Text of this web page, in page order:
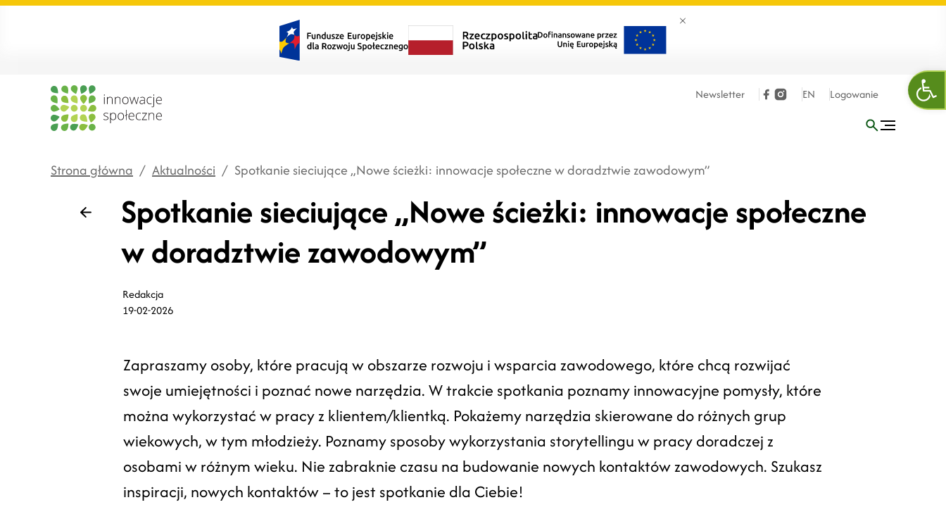
Zamknij banner
Newsletter EN Logowanie
Strona główna / Aktualności / Spotkanie sieciujące „Nowe ścieżki: innowacje społeczne w doradztwie zawodowym”
Wstecz
Spotkanie sieciujące „Nowe ścieżki: innowacje społeczne
w doradztwie zawodowym”
Redakcja
19-02-2026
Zapraszamy osoby, które pracują w obszarze rozwoju i wsparcia zawodowego, które chcą rozwijać
swoje umiejętności i poznać nowe narzędzia. W trakcie spotkania poznamy innowacyjne pomysły, które
można wykorzystać w pracy z klientem/klientką. Pokażemy narzędzia skierowane do różnych grup
wiekowych, w tym młodzieży. Poznamy sposoby wykorzystania storytellingu w pracy doradczej z
osobami w różnym wieku. Nie zabraknie czasu na budowanie nowych kontaktów zawodowych. Szukasz
inspiracji, nowych kontaktów – to jest spotkanie dla Ciebie!